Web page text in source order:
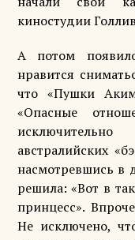
киностудии
А потом
нравится
что «Пушки
«Опасные
австралийских
насмотревшись в
решила: «Вот в
принцесс».
Не исключено,